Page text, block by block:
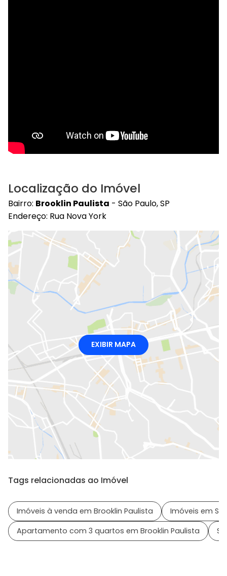
Localização do Imóvel
Bairro: Brooklin Paulista - São Paulo, SP
Endereço: Rua Nova York
EXIBIR MAPA
Tags relacionadas ao Imóvel
Imóveis à venda em Brooklin Paulista
Imóveis em
Apartamento com 3 quartos em Brooklin Paulista